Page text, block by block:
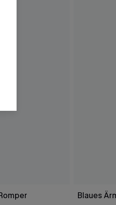
Blaues
Jeder Code ist einmal gültig.
und Updates von Cupshe per
ABONNIEREN